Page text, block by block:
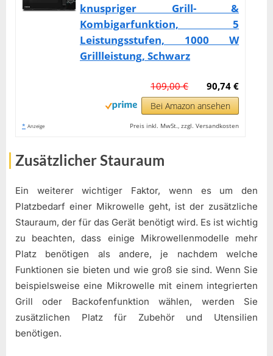
knuspriger Grill- &
Kombigarfunktion, 5
Leistungsstufen, 1000 W
Grillleistung, Schwarz
90,74 €
109,00 €
Bei Amazon ansehen
* Anzeige Preis inkl. MwSt., zzgl. Versandkosten
Zusätzlicher Stauraum
Ein weiterer wichtiger Faktor, wenn es um den
Platzbedarf einer Mikrowelle geht, ist der zusätzliche
Stauraum, der für das Gerät benötigt wird. Es ist wichtig
zu beachten, dass einige Mikrowellenmodelle mehr
Platz benötigen als andere, je nachdem welche
Funktionen sie bieten und wie groß sie sind. Wenn Sie
beispielsweise eine Mikrowelle mit einem integrierten
Grill oder Backofenfunktion wählen, werden Sie
zusätzlichen Platz für Zubehör und Utensilien
benötigen.